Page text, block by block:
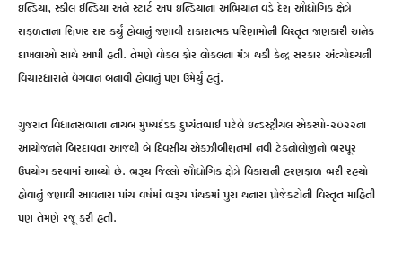
ઇન્ડિયા, સ્કીલ ઈન્ડિયા અને સ્ટાર્ટ અપ ઇન્ડિયાના અભિયાન વડે દેશ ઔધોગિક ક્ષેત્રે
સફળતાના શિખર સર કર્યું હોવાનું જણાવી સકારાત્મક પરિણામોની વિસ્તૃત જાણકારી અનેક
દાખલાઓ સાથે આપી હતી. તેમણે વોકલ ફોર લોકલના મંત્ર થકી કેન્દ્ર સરકાર અંત્યોદયની
વિચારધારાને વેગવાન બનાવી હોવાનું પણ ઉમેર્યું હતું.
ગુજરાત વિધાનસભાના નાયબ મુખ્યદંડક દુષ્યંતભાઈ પટેલે ઇન્ડસ્ટ્રીયલ એકસ્પો-૨૦૨૨ના
આયોજનને બિરદાવતા આજથી બે દિવસીય એકઝીબીશનમાં નવી ટેકનોલોજીનો ભરપૂર
ઉપયોગ કરવામાં આવ્યો છે. ભરૂચ જિલ્લો ઔધોગિક ક્ષેત્રે વિકાસની હરણફાળ ભરી રહયો
હોવાનું જણાવી આવનારા પાંચ વર્ષમાં ભરૂચ પંથકમાં પુરા થનારા પ્રોજેક્ટોની વિસ્તૃત માહિતી
પણ તેમણે રજૂ કરી હતી.